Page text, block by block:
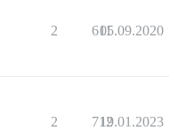
2 611
05.09.2020
2 712
19.01.2023